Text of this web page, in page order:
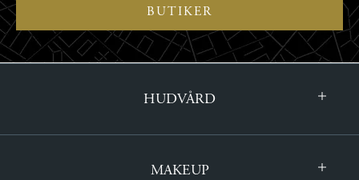
BUTIKER
HUDVÅRD
MAKEUP